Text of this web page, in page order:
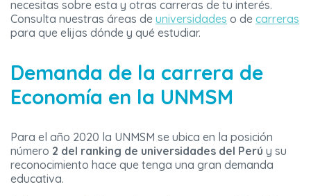
necesitas sobre esta y otras carreras de tu interés.
Consulta nuestras áreas de universidades o de carreras
para que elijas dónde y qué estudiar.
Demanda de la carrera de
Economía en la UNMSM
Para el año 2020 la UNMSM se ubica en la posición
número 2 del ranking de universidades del Perú y su
reconocimiento hace que tenga una gran demanda
educativa.